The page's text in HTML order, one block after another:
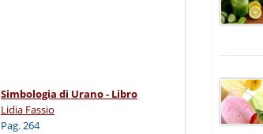
Simbologia di Urano - Libro
Lidia Fassio
Pag. 264